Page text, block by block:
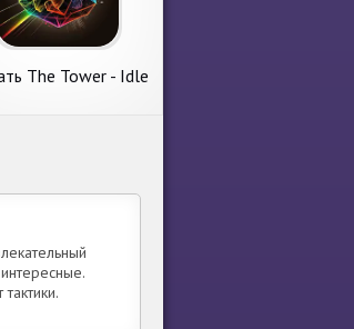
автора Gyro
Главные
1. Размер
памяти
подробнее
The Tower - Idle
симуляторы. The
Системные
1. Объем
подробнее